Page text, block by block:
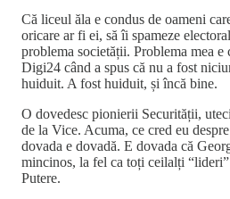
Că liceul ăla e condus de oameni
oricare ar fi ei, să îi spameze
problema societății. Problema mea
Digi24 când a spus că nu a fost
huiduit. A fost huiduit, și încă bine.
O dovedesc pionierii Securității,
de la Vice. Acuma, ce cred eu
dovada e dovadă. E dovada că
mincinos, la fel ca toți ceilalți
Putere.